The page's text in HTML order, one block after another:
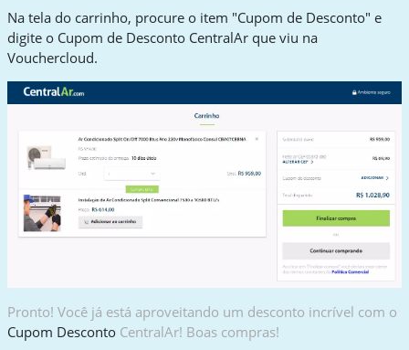
Na tela do carrinho, procure o item "Cupom de Desconto" e
digite o Cupom de Desconto CentralAr que viu na
Vouchercloud.
Pronto! Você já está aproveitando um desconto incrível com o
Cupom Desconto CentralAr! Boas compras!